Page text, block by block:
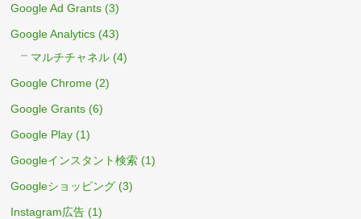
Google Ad Grants (3)
Google Analytics (43)
マルチチャネル (4)
Google Chrome (2)
Google Grants (6)
Google Play (1)
Googleインスタント検索 (1)
Googleショッピング (3)
Instagram広告 (1)